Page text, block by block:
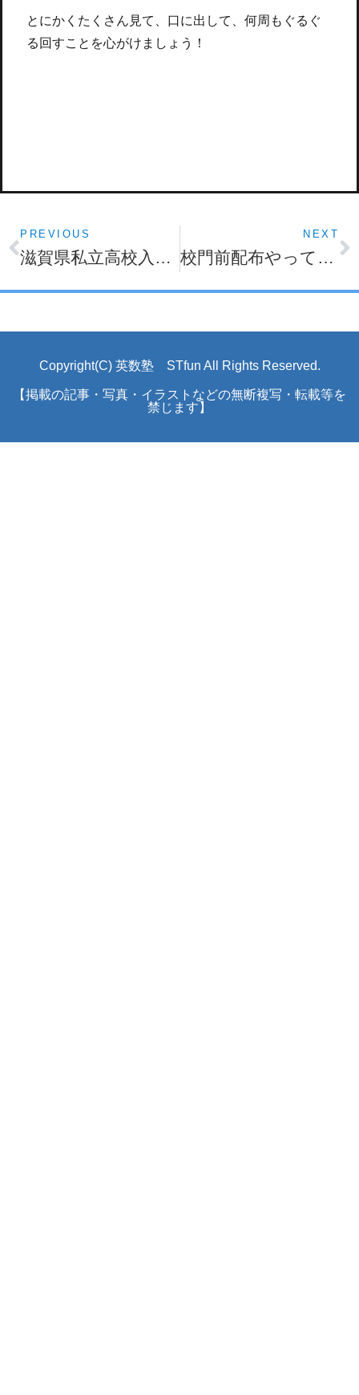
とにかくたくさん見て、口に出して、何周もぐるぐ
る回すことを心がけましょう！
PREVIOUS
滋賀県私立高校入試まであと１週間！
NEXT
校門前配布やってます！！
Copyright(C) 英数塾 STfun All Rights Reserved.
【掲載の記事・写真・イラストなどの無断複写・転載等を
禁じます】